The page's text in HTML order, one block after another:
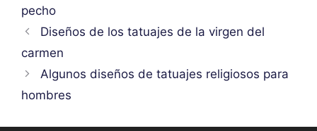
pecho
Diseños de los tatuajes de la virgen del
carmen
Algunos diseños de tatuajes religiosos para
hombres